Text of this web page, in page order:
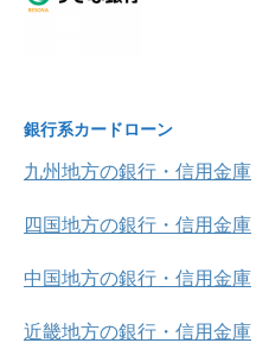
銀行系カードローン
九州地方の銀行・信用金庫
四国地方の銀行・信用金庫
中国地方の銀行・信用金庫
近畿地方の銀行・信用金庫